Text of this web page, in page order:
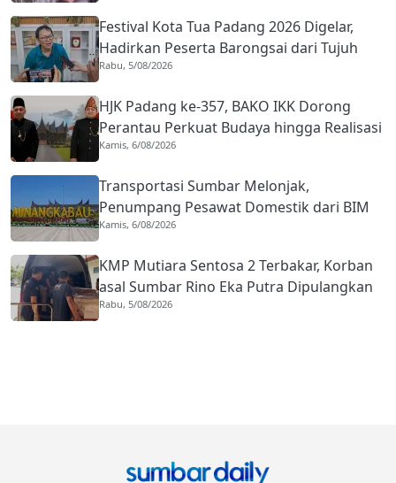
Festival Kota Tua Padang 2026 Digelar,
Hadirkan Peserta Barongsai dari Tujuh
Negara
Rabu, 5/08/2026
HJK Padang ke-357, BAKO IKK Dorong
Perantau Perkuat Budaya hingga Realisasi
Kota Gastronomi
Kamis, 6/08/2026
Transportasi Sumbar Melonjak,
Penumpang Pesawat Domestik dari BIM
Naik Hampir 33 Persen
Kamis, 6/08/2026
KMP Mutiara Sentosa 2 Terbakar, Korban
asal Sumbar Rino Eka Putra Dipulangkan
ke Agam
Rabu, 5/08/2026